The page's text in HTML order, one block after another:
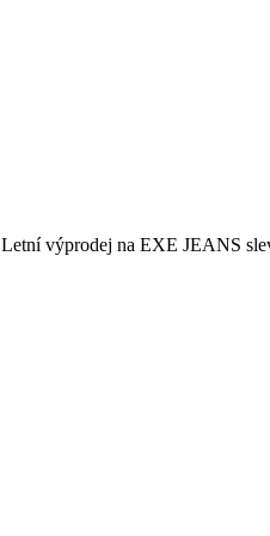
Letní výprodej na EXE JEANS